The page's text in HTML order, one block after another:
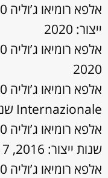
ייצור: 2020
2020
Internazionale שנות ייצור: 2020
שנות ייצור: 2016, 2017, 2018, 2019